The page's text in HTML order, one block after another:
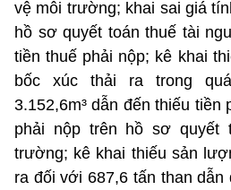
vệ môi trường; khai sai giá
hồ sơ quyết toán thuế tài
tiền thuế phải nộp; kê khai
bốc xúc thải ra trong
3.152,6m³ dẫn đến thiếu
phải nộp trên hồ sơ quyết
trường; kê khai thiếu sản
ra đối với 687,6 tấn than dẫn